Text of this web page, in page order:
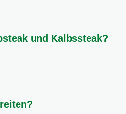
und Kalbssteak?